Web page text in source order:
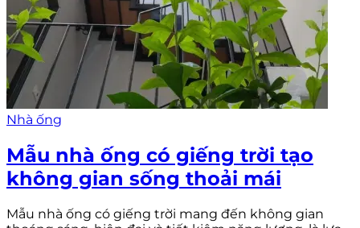
Nhà ống
Mẫu nhà ống có giếng trời tạo
không gian sống thoải mái
Mẫu nhà ống có giếng trời mang đến không gian